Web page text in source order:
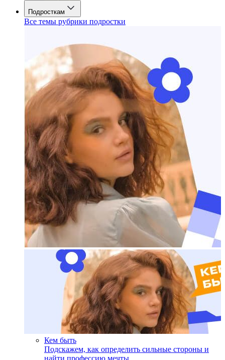
Подросткам
Все темы рубрики подростки
Кем быть
Подскажем, как определить сильные стороны и
найти профессию мечты